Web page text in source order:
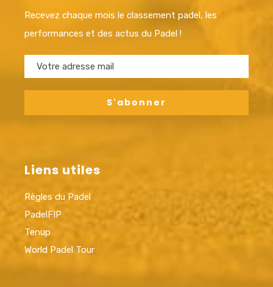
Recevez chaque mois le classement padel, les
performances et des actus du Padel !
Liens utiles
Règles du Padel
PadelFIP
Tenup
World Padel Tour